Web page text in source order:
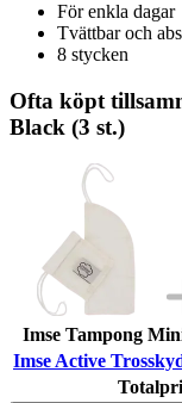
För enkla dagar
Tvättbar och
8 stycken
Ofta köpt
Black (3 st.)
Imse Tampong
Imse Active